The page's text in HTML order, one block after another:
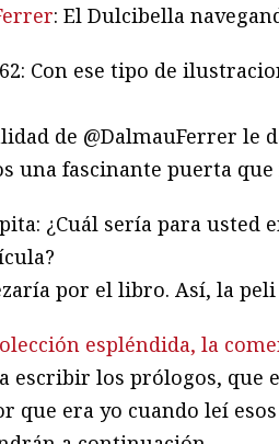
: El Dulcibella
Con ese tipo de
de @DalmauFerrer le
una fascinante puerta
¿Cuál sería para usted
por el libro. Así, la
espléndida, la
escribir los prólogos, que
que era yo cuando leí